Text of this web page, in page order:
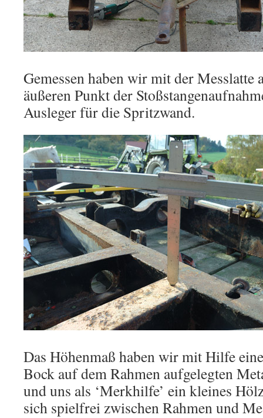
Gemessen haben wir mit der Messlatte
äußeren Punkt der
Ausleger für die Spritzwand.
Das Höhenmaß haben wir mit Hilfe
Bock auf dem Rahmen aufgelegten
und uns als ‘Merkhilfe’ ein kleines
sich spielfrei zwischen Rahmen und